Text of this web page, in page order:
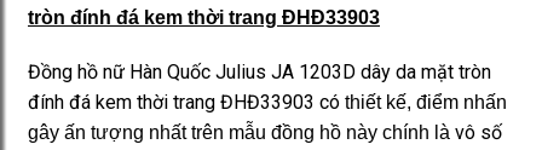
tròn đính đá kem thời trang ĐHĐ33903
Đồng hồ nữ Hàn Quốc Julius JA 1203D dây da mặt tròn
đính đá kem thời trang ĐHĐ33903 có thiết kế, điểm nhấn
gây ấn tượng nhất trên mẫu đồng hồ này chính là vô số